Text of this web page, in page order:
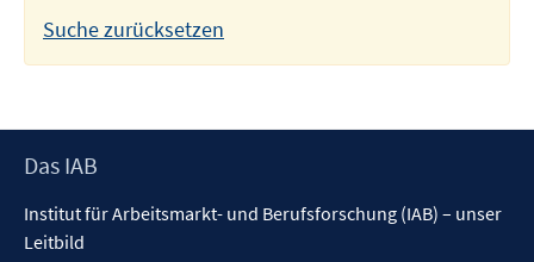
Suche zurücksetzen
Footer
Das IAB
Institut für Arbeitsmarkt- und Berufsforschung (IAB) – unser
Leitbild